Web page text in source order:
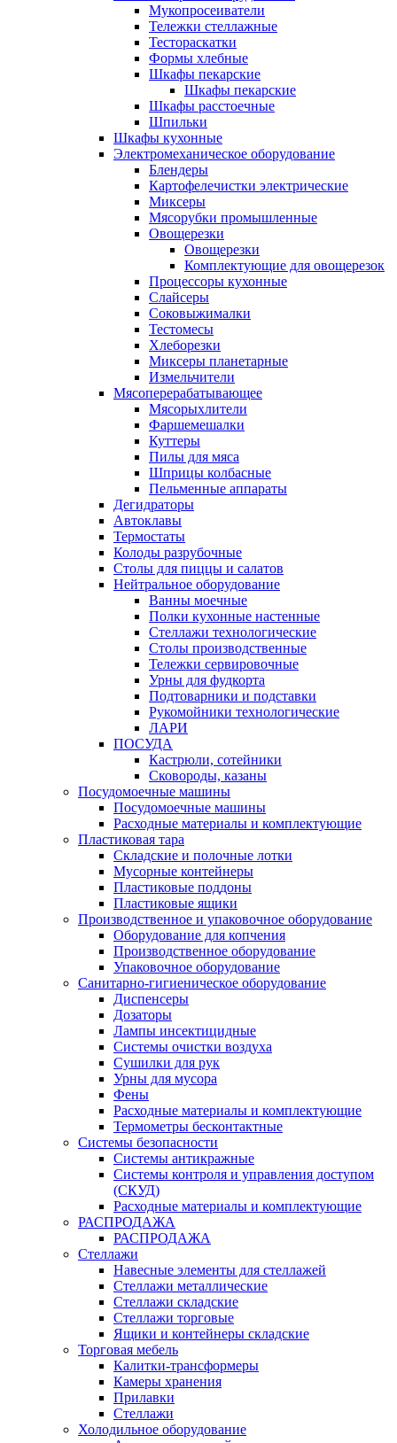
Мукопросеиватели
Тележки стеллажные
Тестораскатки
Формы хлебные
Шкафы пекарские
Шкафы пекарские
Шкафы расстоечные
Шпильки
Шкафы кухонные
Электромеханическое оборудование
Блендеры
Картофелечистки электрические
Миксеры
Мясорубки промышленные
Овощерезки
Овощерезки
Комплектующие для овощерезок
Процессоры кухонные
Слайсеры
Соковыжималки
Тестомесы
Хлеборезки
Миксеры планетарные
Измельчители
Мясоперерабатывающее
Мясорыхлители
Фаршемешалки
Куттеры
Пилы для мяса
Шприцы колбасные
Пельменные аппараты
Дегидраторы
Автоклавы
Термостаты
Колоды разрубочные
Столы для пиццы и салатов
Нейтральное оборудование
Ванны моечные
Полки кухонные настенные
Стеллажи технологические
Столы производственные
Тележки сервировочные
Урны для фудкорта
Подтоварники и подставки
Рукомойники технологические
ЛАРИ
ПОСУДА
Кастрюли, сотейники
Сковороды, казаны
Посудомоечные машины
Посудомоечные машины
Расходные материалы и комплектующие
Пластиковая тара
Складские и полочные лотки
Мусорные контейнеры
Пластиковые поддоны
Пластиковые ящики
Производственное и упаковочное оборудование
Оборудование для копчения
Производственное оборудование
Упаковочное оборудование
Санитарно-гигиеническое оборудование
Диспенсеры
Дозаторы
Лампы инсектицидные
Системы очистки воздуха
Сушилки для рук
Урны для мусора
Фены
Расходные материалы и комплектующие
Термометры бесконтактные
Системы безопасности
Системы антикражные
Системы контроля и управления доступом
(СКУД)
Расходные материалы и комплектующие
РАСПРОДАЖА
РАСПРОДАЖА
Стеллажи
Навесные элементы для стеллажей
Стеллажи металлические
Стеллажи складские
Стеллажи торговые
Ящики и контейнеры складские
Торговая мебель
Калитки-трансформеры
Камеры хранения
Прилавки
Стеллажи
Холодильное оборудование